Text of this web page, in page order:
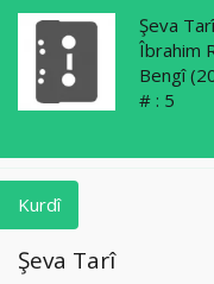
Şeva Tarî
Îbrahim
Bengî
# : 5
Kurdî
Şeva Tarî